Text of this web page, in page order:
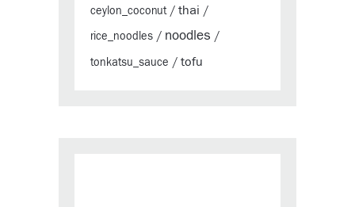
ceylon_coconut/ thai /
rice_noodles / noodles /
tonkatsu_sauce / tofu